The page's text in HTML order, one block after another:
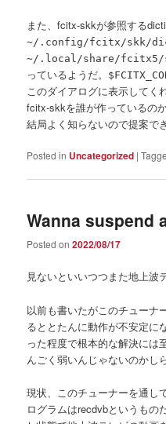
また、fcitx-skkが参照する
~/.config/fcitx/skk/
~/.local/share/
っているようだ。
このダイアログに表示してく
fcitx-skkを誰が作っているの
結局よく知らないので提案で
Posted in Uncategorized |
Wanna suspend
Posted on2022/08/17
見ないといいつつまた地上波
以前も書いたがこのチューナ
るととたんに動作が不安定に
った程度で根本的な解決には
んごく弱いんじゃないのかし
現状、このチューナーを通し
ログラムはrecdvbというもの